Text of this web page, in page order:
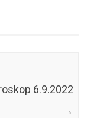
6.9.2022
→